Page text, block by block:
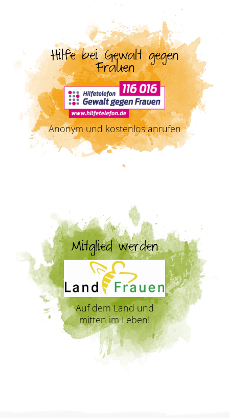
Hilfe bei Gewalt gegen
Frauen
Anonym und kostenlos anrufen
Mitglied werden
Auf dem Land und
mitten im Leben!